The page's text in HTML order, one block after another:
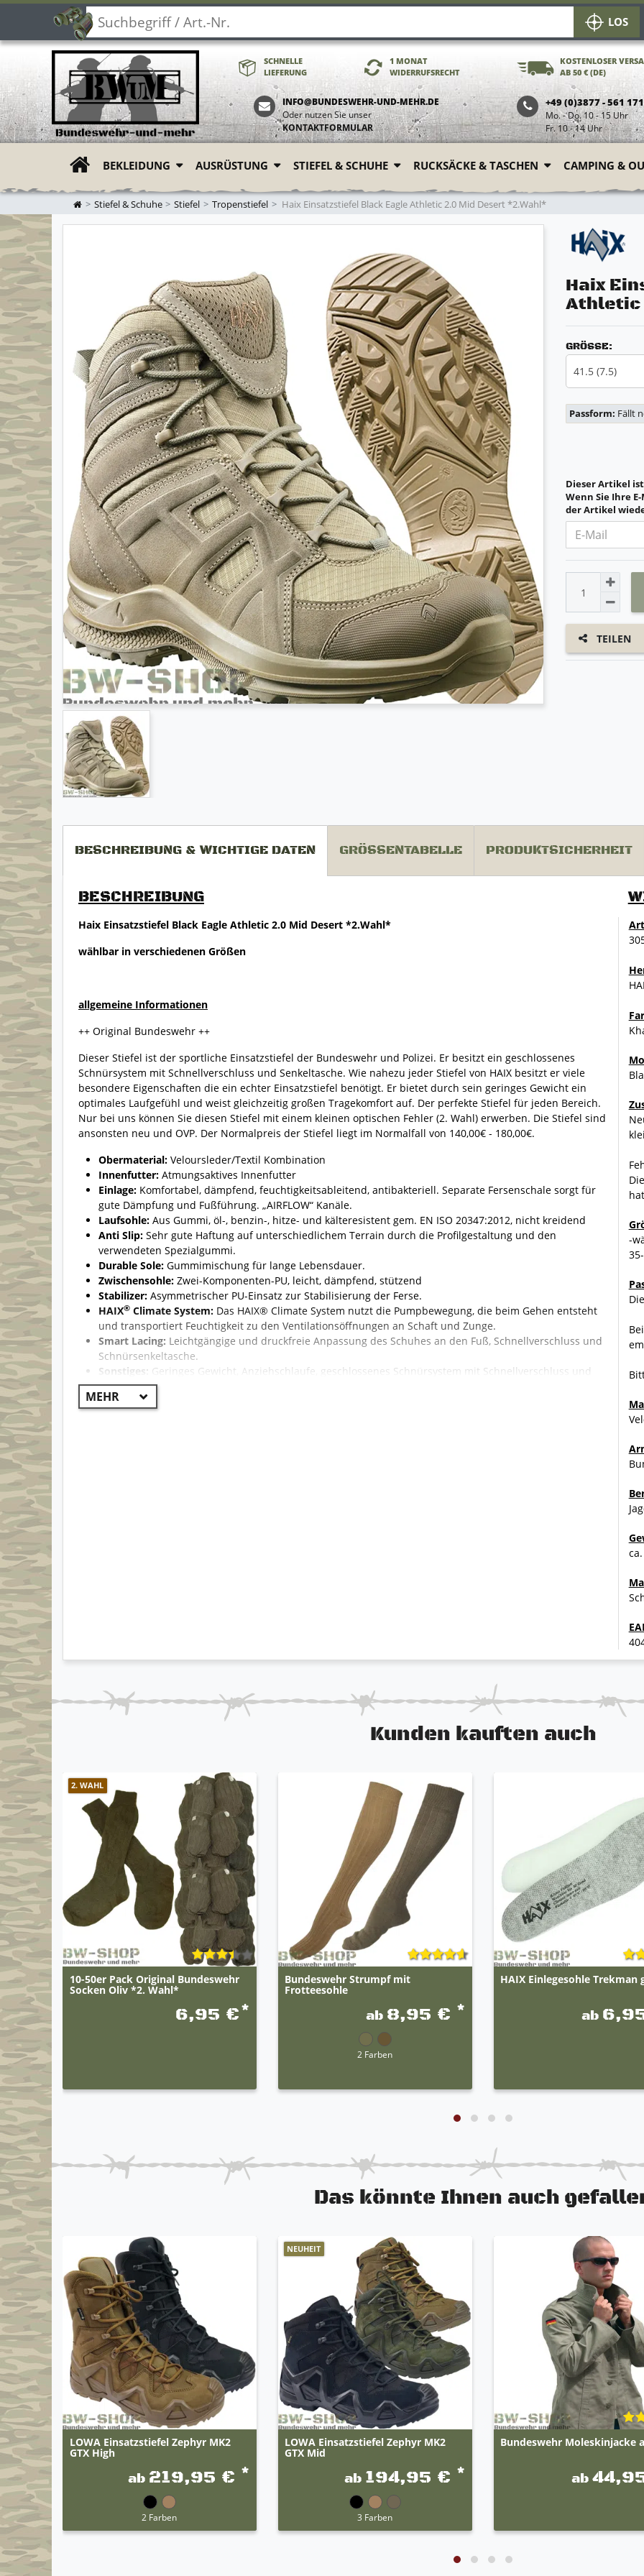
LOS
SCHNELLE
LIEFERUNG
1 MONAT
WIDERRUFSRECHT
KOSTENLOSER
AB 50 € (DE)
INFO@BUNDESWEHR-UND-MEHR.DE
Oder nutzen Sie unser
KONTAKTFORMULAR
+49 (0)3877 - 561 171
Mo. - Do. 10 - 15 Uhr
Fr. 10 - 14 Uhr
ZUR STARTSEITE
BEKLEIDUNG AUSRÜSTUNG STIEFEL & SCHUHE RUCKSÄCKE & TASCHEN CAMPING &
Stiefel & Schuhe Stiefel Tropenstiefel Haix Einsatzstiefel Black Eagle Athletic 2.0 Mid Desert *2.Wahl*
Haix
Athletic
GRÖSSE:
41.5 (7.5)
Passform: Fällt
Dieser Artikel
Wenn Sie Ihre
der Artikel
TEILEN
BESCHREIBUNG & WICHTIGE DATEN GRÖSSENTABELLE PRODUKTSICHERHEIT
BESCHREIBUNG
Haix Einsatzstiefel Black Eagle Athletic 2.0 Mid Desert *2.Wahl*
wählbar in verschiedenen Größen
allgemeine Informationen
++ Original Bundeswehr ++
Dieser Stiefel ist der sportliche Einsatzstiefel der Bundeswehr und Polizei. Er besitzt ein geschlossenes
Schnürsystem mit Schnellverschluss und Senkeltasche. Wie nahezu jeder Stiefel von HAIX besitzt er viele
besondere Eigenschaften die ein echter Einsatzstiefel benötigt. Er bietet durch sein geringes Gewicht ein
optimales Laufgefühl und weist gleichzeitig großen Tragekomfort auf. Der perfekte Stiefel für jeden Bereich.
Nur bei uns können Sie diesen Stiefel mit einem kleinen optischen Fehler (2. Wahl) erwerben. Die Stiefel sind
ansonsten neu und OVP. Der Normalpreis der Stiefel liegt im Normalfall von 140,00€ - 180,00€.
Obermaterial: Veloursleder/Textil Kombination
Innenfutter: Atmungsaktives Innenfutter
Einlage: Komfortabel, dämpfend, feuchtigkeitsableitend, antibakteriell. Separate Fersenschale sorgt für
gute Dämpfung und Fußführung. „AIRFLOW“ Kanäle.
Laufsohle: Aus Gummi, öl-, benzin-, hitze- und kälteresistent gem. EN ISO 20347:2012, nicht kreidend
Anti Slip: Sehr gute Haftung auf unterschiedlichem Terrain durch die Profilgestaltung und den
verwendeten Spezialgummi.
Durable Sole: Gummimischung für lange Lebensdauer.
Zwischensohle: Zwei-Komponenten-PU, leicht, dämpfend, stützend
Stabilizer: Asymmetrischer PU-Einsatz zur Stabilisierung der Ferse.
HAIX® Climate System: Das HAIX® Climate System nutzt die Pumpbewegung, die beim Gehen entsteht
und transportiert Feuchtigkeit zu den Ventilationsöffnungen an Schaft und Zunge.
Smart Lacing: Leichtgängige und druckfreie Anpassung des Schuhes an den Fuß, Schnellverschluss und
Schnürsenkeltasche.
Sonstiges: Geringes Gewicht, Anziehschlaufe, geschlossenes Schnürsystem mit Schnellverschluss und
Senkeltasche, zusätzlicher Spitzenschutz, metallfrei, antistatisch, geeignet für Fast Roping, sehr
rutschfeste Sohle bei Nässe und Kälte, dauerhaft gute Dämpfung
-
Kunden kauften auch
2. WAHL
10-50er Pack Original Bundeswehr
Socken Oliv *2. Wahl*
6,95 €*
Bundeswehr Strumpf mit
Frotteesohle
ab 8,95 € *
2 Farben
HAIX Einlegesohle Trekman
ab
Das könnte Ihnen auch
LOWA Einsatzstiefel Zephyr MK2
GTX High
ab 219,95 € *
2 Farben
NEUHEIT
LOWA Einsatzstiefel Zephyr MK2
GTX Mid
ab 194,95 € *
3 Farben
Bundeswehr Moleskinjacke
ab